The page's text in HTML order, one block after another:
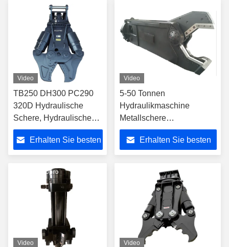
Video
TB250 DH300 PC290
320D Hydraulische
Schere, Hydraulische
Abbruchsschere OEM
Erhalten Sie besten
Video
5-50 Tonnen
Hydraulikmaschine
Metallschere
Hydraulikscheibe
Rotationsmaschine
Hydraulikmetallscheibe
Erhalten Sie besten
Video Video